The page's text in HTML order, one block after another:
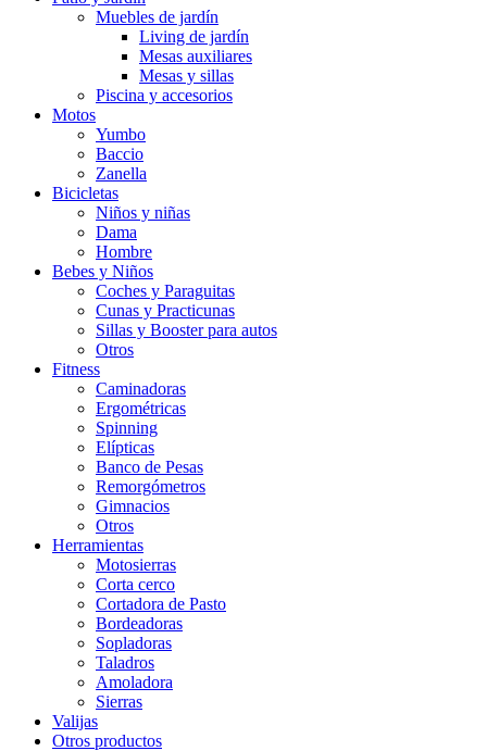
Muebles de jardín
Living de jardín
Mesas auxiliares
Mesas y sillas
Piscina y accesorios
Motos
Yumbo
Baccio
Zanella
Bicicletas
Niños y niñas
Dama
Hombre
Bebes y Niños
Coches y Paraguitas
Cunas y Practicunas
Sillas y Booster para autos
Otros
Fitness
Caminadoras
Ergométricas
Spinning
Elípticas
Banco de Pesas
Remorgómetros
Gimnacios
Otros
Herramientas
Motosierras
Corta cerco
Cortadora de Pasto
Bordeadoras
Sopladoras
Taladros
Amoladora
Sierras
Valijas
Otros productos